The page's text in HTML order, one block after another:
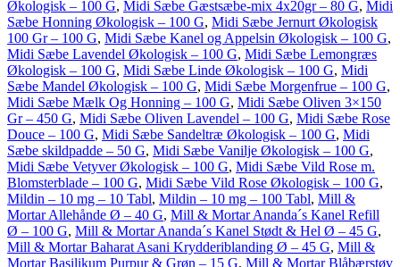
Økologisk – 100 G, Midi Sæbe Gæstsæbe-mix 4x20gr – 80 G, Midi
Sæbe Honning Økologisk – 100 G, Midi Sæbe Jernurt Økologisk
100 Gr – 100 G, Midi Sæbe Kanel og Appelsin Økologisk – 100 G,
Midi Sæbe Lavendel Økologisk – 100 G, Midi Sæbe Lemongræs
Økologisk – 100 G, Midi Sæbe Linde Økologisk – 100 G, Midi
Sæbe Mandel Økologisk – 100 G, Midi Sæbe Morgenfrue – 100 G,
Midi Sæbe Mælk Og Honning – 100 G, Midi Sæbe Oliven 3×150
Gr – 450 G, Midi Sæbe Oliven Lavendel – 100 G, Midi Sæbe Rose
Douce – 100 G, Midi Sæbe Sandeltræ Økologisk – 100 G, Midi
Sæbe skildpadde – 50 G, Midi Sæbe Vanilje Økologisk – 100 G,
Midi Sæbe Vetyver Økologisk – 100 G, Midi Sæbe Vild Rose m.
Blomsterblade – 100 G, Midi Sæbe Vild Rose Økologisk – 100 G,
Mildin – 10 mg – 10 Tabl, Mildin – 10 mg – 100 Tabl, Mill &
Mortar Allehånde Ø – 40 G, Mill & Mortar Ananda´s Kanel Refill
Ø – 100 G, Mill & Mortar Ananda´s Kanel Stødt & Hel Ø – 45 G,
Mill & Mortar Baharat Asani Krydderiblanding Ø – 45 G, Mill &
Mortar Basilikum Purpur & Grøn – 15 G, Mill & Mortar Blåbærstøv